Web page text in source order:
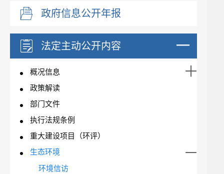
政府信息公开年报
法定主动公开内容
概况信息
政策解读
部门文件
执行法规条例
重大建设项目（环评）
生态环境
环境信访